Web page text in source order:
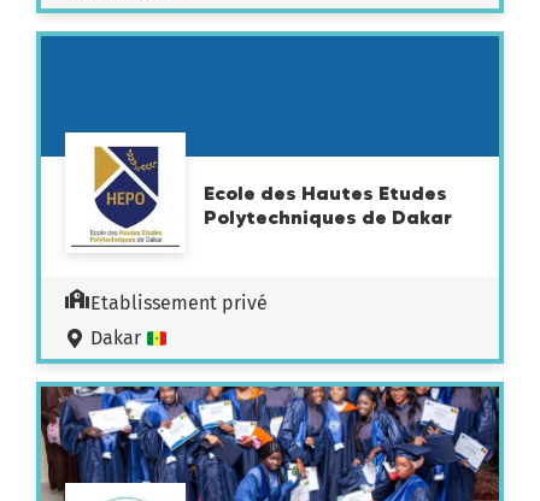
Ecole des Hautes Etudes
Polytechniques de Dakar
Etablissement privé
Dakar